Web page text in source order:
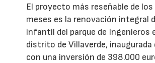
El proyecto más reseñable de
meses es la renovación integral
infantil del parque de Ingenieros
distrito de Villaverde, inaugurada
con una inversión de 398.000